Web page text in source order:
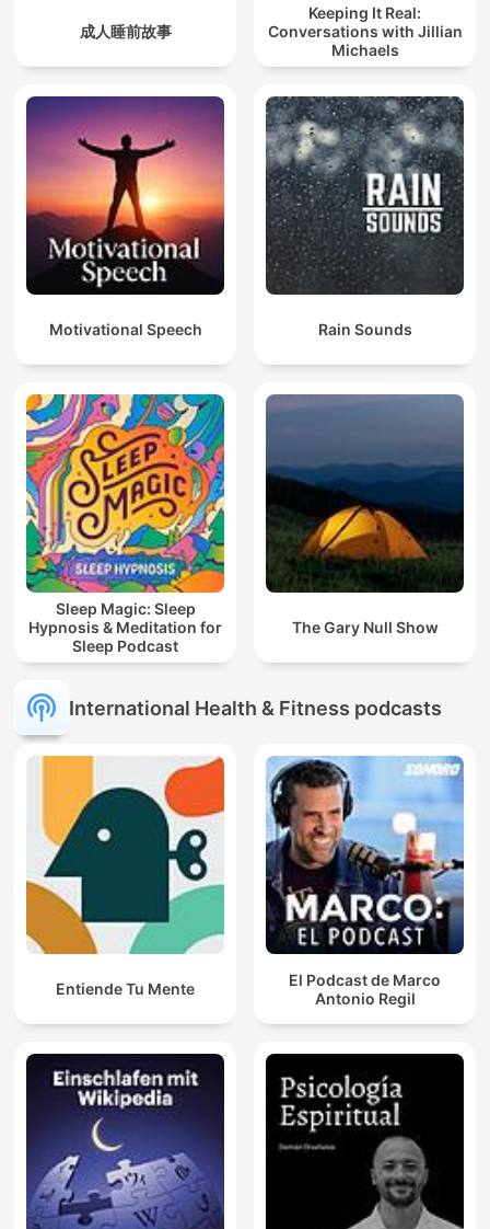
成人睡前故事
Keeping It Real:
Conversations with Jillian
Michaels
Motivational Speech Rain Sounds
Sleep Magic: Sleep
Hypnosis & Meditation for
Sleep Podcast
The Gary Null Show
International Health & Fitness podcasts
Entiende Tu Mente
El Podcast de Marco
Antonio Regil